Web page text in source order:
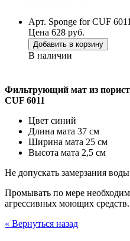
Арт. Sponge for CUF 6011
Цена 628 руб.
Добавить в корзину
В наличии
Фильтрующий мат из
CUF 6011
Цвет синий
Длина мата 37 см
Ширина мата 25 см
Высота мата 2,5 см
Не допускать замерзания
Промывать по мере
агрессивных моющих средств.
« Вернуться назад